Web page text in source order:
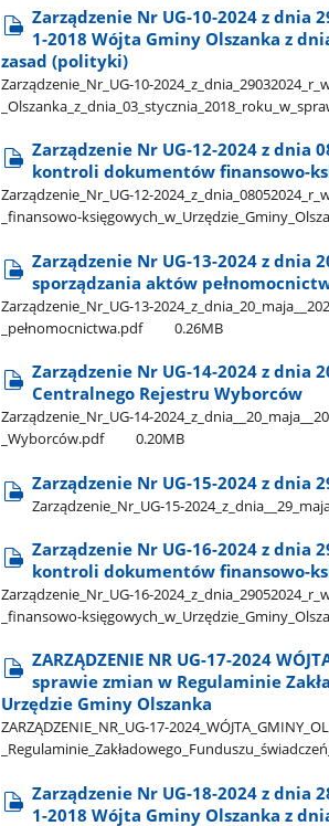
Zarządzenie Nr UG-10-2024 z dnia
1-2018 Wójta Gminy Olszanka z
zasad (polityki)
Zarządzenie​_Nr​_UG-10-
Zarządzenie Nr UG-12-2024 z
kontroli dokumentów finansowo-
Zarządzenie​_Nr​_UG-12-
_finansowo-
Zarządzenie Nr UG-13-2024 z dnia
sporządzania aktów
Zarządzenie​_Nr​_UG-13-
_pełnomocnictwa.pdf
0.26MB
Zarządzenie Nr UG-14-2024 z dnia
Centralnego Rejestru Wyborców
Zarządzenie​_Nr​_UG-14-
_Wyborców.pdf
0.20MB
Zarządzenie Nr UG-15-2024 z dnia
Zarządzenie​_Nr​_UG-15-
Zarządzenie Nr UG-16-2024 z
kontroli dokumentów finansowo-
Zarządzenie​_Nr​_UG-16-
_finansowo-
ZARZĄDZENIE NR UG-17-2024
sprawie zmian w Regulaminie
Urzędzie Gminy Olszanka
ZARZĄDZENIE​_NR​_UG-17-
Zarządzenie Nr UG-18-2024 z dnia
1-2018 Wójta Gminy Olszanka z